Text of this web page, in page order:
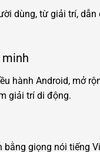
dùng, từ giải trí,
minh
hành Android, mở
giải trí di động.
giọng nói tiếng